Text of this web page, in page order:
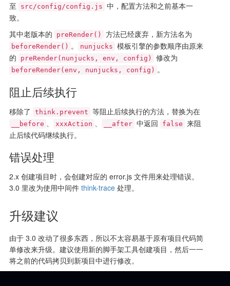
至
src/config/config.js 中，配置方法和之前基本一
致。
其中老版本的
preRender() 方法已经废弃，新方法名为
beforeRender() 。 nunjucks 模板引擎的参数顺序由原来
的
preRender(nunjucks, env, config) 修改为
beforeRender(env, nunjucks, config) 。
阻止后续执行
移除了 think.prevent 等阻止后续执行的方法，替换为在
__before 、 xxxAction 、 __after 中返回 false 来阻
止后续代码继续执行。
错误处理
2.x 创建项目时，会创建对应的 error.js 文件用来处理错误。
3.0 里改为使用中间件 think-trace处理。
升级建议
由于 3.0 改动了很多东西，所以不太容易基于原有项目代码简
单修改来升级。建议使用新的脚手架工具创建项目，然后一一
将之前的代码拷贝到新项目中进行修改。